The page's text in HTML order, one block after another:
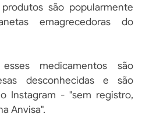
são popularmente
emagrecedoras do
medicamentos são
desconhecidas e são
Instagram - "sem registro,
Anvisa".